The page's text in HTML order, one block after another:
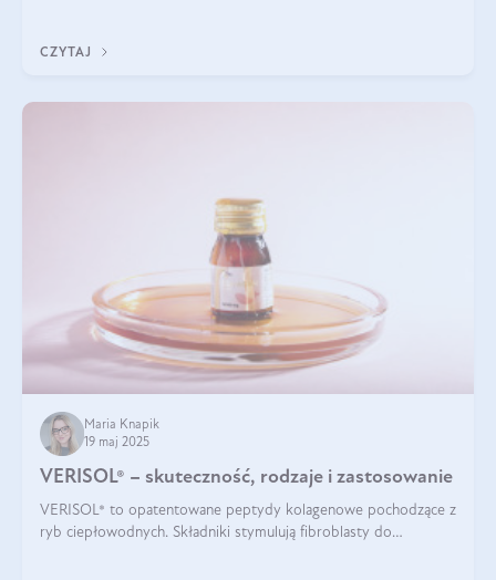
CZYTAJ
Maria Knapik
19 maj 2025
VERISOL® – skuteczność, rodzaje i zastosowanie
VERISOL® to opatentowane peptydy kolagenowe pochodzące z
ryb ciepłowodnych. Składniki stymulują fibroblasty do